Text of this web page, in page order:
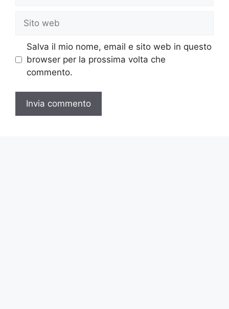
web
Salva il mio nome, email e sito web in questo
browser per la prossima volta che
commento.